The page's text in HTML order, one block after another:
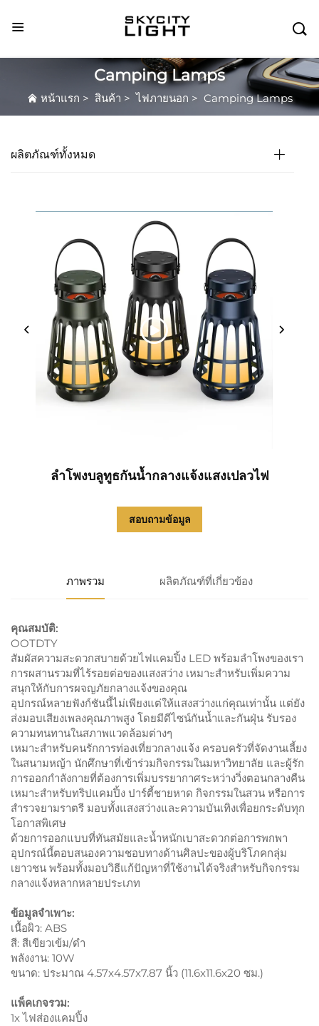

Camping Lamps
หน้าแรก > สินค้า >ไฟภายนอก > Camping Lamps
ผลิตภัณฑ์ทั้งหมด
ลำโพงบลูทูธกันน้ำกลางแจ้งแสงเปลวไฟ
สอบถามข้อมูล
ภาพรวม ผลิตภัณฑ์ที่เกี่ยวข้อง
คุณสมบัติ:
OOTDTY
สัมผัสความสะดวกสบายด้วยไฟแคมปิ้ง LED พร้อมลำโพงของเรา
การผสานรวมที่ไร้รอยต่อของแสงสว่าง เหมาะสำหรับเพิ่มความ
สนุกให้กับการผจญภัยกลางแจ้งของคุณ
อุปกรณ์หลายฟังก์ชันนี้ไม่เพียงแต่ให้แสงสว่างแก่คุณเท่านั้น แต่ยัง
ส่งมอบเสียงเพลงคุณภาพสูง โดยมีดีไซน์กันน้ำและกันฝุ่น รับรอง
ความทนทานในสภาพแวดล้อมต่างๆ
เหมาะสำหรับคนรักการท่องเที่ยวกลางแจ้ง ครอบครัวที่จัดงานเลี้ยง
ในสนามหญ้า นักศึกษาที่เข้าร่วมกิจกรรมในมหาวิทยาลัย และผู้รัก
การออกกำลังกายที่ต้องการเพิ่มบรรยากาศระหว่างวิ่งตอนกลางคืน
เหมาะสำหรับทริปแคมปิ้ง ปาร์ตี้ชายหาด กิจกรรมในสวน หรือการ
สำรวจยามราตรี มอบทั้งแสงสว่างและความบันเทิงเพื่อยกระดับทุก
โอกาสพิเศษ
ด้วยการออกแบบที่ทันสมัยและน้ำหนักเบาสะดวกต่อการพกพา
อุปกรณ์นี้ตอบสนองความชอบทางด้านศิลปะของผู้บริโภคกลุ่ม
เยาวชน พร้อมทั้งมอบวิธีแก้ปัญหาที่ใช้งานได้จริงสำหรับกิจกรรม
กลางแจ้งหลากหลายประเภท
ข้อมูลจำเพาะ:
เนื้อผิว: ABS
สี: สีเขียวเข้ม/ดำ
พลังงาน: 10W
ขนาด: ประมาณ 4.57x4.57x7.87 นิ้ว (11.6x11.6x20 ซม.)
แพ็คเกจรวม:
1x ไฟส่องแคมปิ้ง